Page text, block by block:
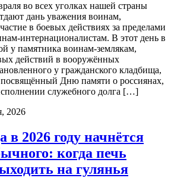
во всех уголках нашей страны
дань уважения воинам,
в боевых действиях за пределами
интернационалистам. В этот день в
у памятника воинам-землякам,
действий в вооружённых
у гражданского кладбища,
Дню памяти о россиянах,
служебного долга […]
2026
в 2026 году начнётся
когда печь
на гулянья